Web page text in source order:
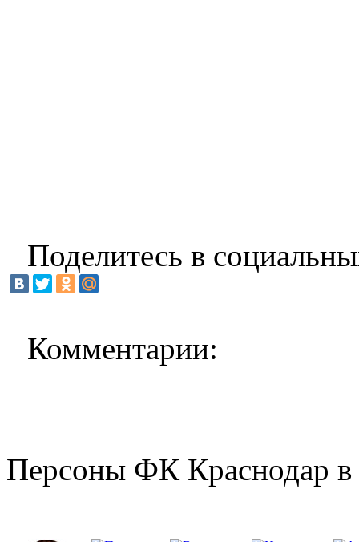
Поделитесь в
Комментарии:
Персоны ФК Краснодар в